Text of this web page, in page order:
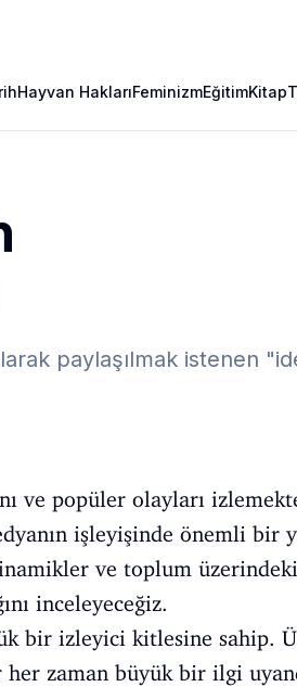
Hayvan HaklarıFeminizmEğitimKitap
paylaşılmak istenen
ve popüler olayları
işleyişinde önemli bir
ve toplum
inceleyeceğiz.
bir izleyici kitlesine sahip.
zaman büyük bir ilgi